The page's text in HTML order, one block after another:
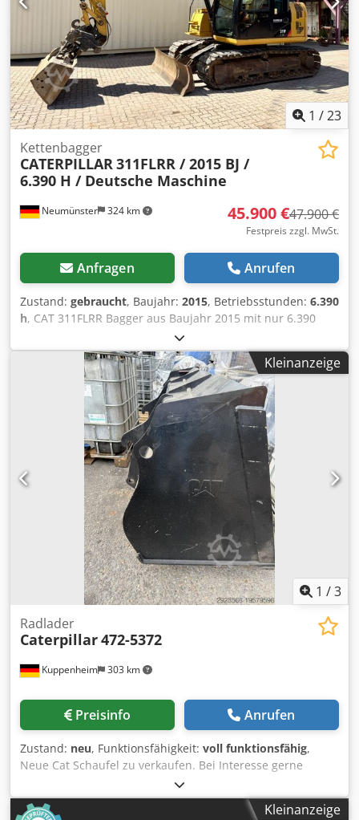
1 /23
Neumünster 324 km
Kettenbagger
CATERPILLAR311FLRR / 2015 BJ /
6.390 H / Deutsche Maschine
45.900 €47.900 €
Festpreis zzgl. MwSt.
Anfragen Anrufen
Zustand: gebraucht, Baujahr: 2015, Betriebsstunden: 6.390
h, CAT 311FLRR Bagger aus Baujahr 2015 mit nur 6.390
Betriebsstunden ! ----* Hersteller: CAT * Typ: 311FL RR *
Baujahr: 2015 * Abgelesene Betriebsstunden: ca. 6.390 *
Letzter Service bei ca. 5.960 Stunden * Inkl. hydraulischer
Schnellwechsler CW20 * Inkl. hydraulischer
Gabenräumlöffel * Deutsche Maschine * 1. Hand *
Gummipads Chodpfxsy Sdlzs Am Uja * Schild * Klima - A/C
* Rückfahrkamera * Verrohrt * Guter Zustand! * Laufwerk:
ca. 40-50% * Weitere Fotos und Video auf Anfrage (Whats
APP ERIK) * Preis: 45.900 Euro, netto + 19% MwSt. ---- Für
weitere Fragen bitte anrufen: For more question please
call: Erik Kortum: Whats App ?Alle Angaben ohne Gewähr
und Garantie, Irrtümer und Zwischenverkauf vorbehalten.
Kleinanzeige
1 /3
Kuppenheim 303 km
Radlader
Caterpillar472-5372
Preisinfo Anrufen
Zustand: neu, Funktionsfähigkeit: voll funktionsfähig,
Neue Cat Schaufel zu verkaufen. Bei Interesse gerne
schreiben Cjdpfx Aewzu Apem Usha
Kleinanzeige